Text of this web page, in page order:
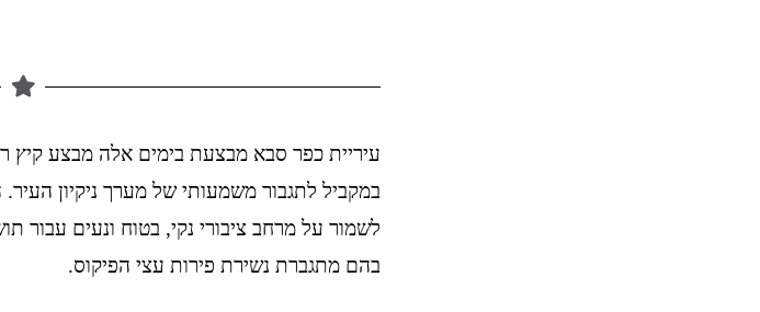
עיריית כפר סבא מבצעת בימים אלה מבצע קיץ
במקביל לתגבור משמעותי של מערך ניקיון
לשמור על מרחב ציבורי נקי, בטוח ונעים עבור
בהם מתגברת נשירת פירות עצי הפיקוס.